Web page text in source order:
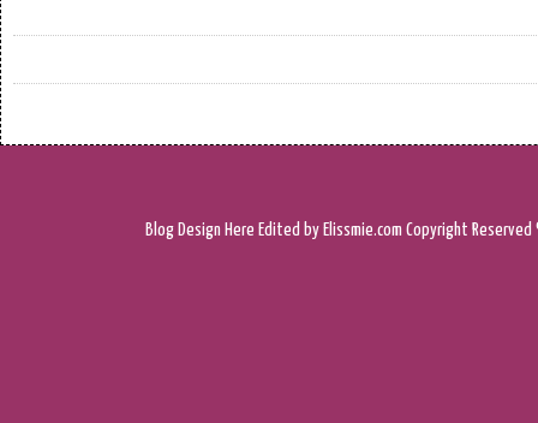
Blog Design Here Edited by Elissmie.com Copyright Reserved